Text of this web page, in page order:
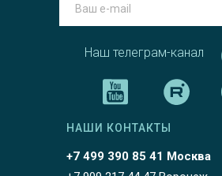
Наш телеграм-канал
+7 499 390 85 41 Москва
НАШИ КОНТАКТЫ